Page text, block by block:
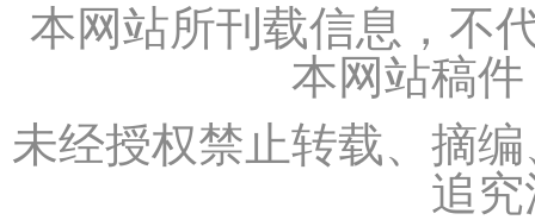
本网站所刊载信息，不
本网站稿
未经授权禁止转载、摘
追